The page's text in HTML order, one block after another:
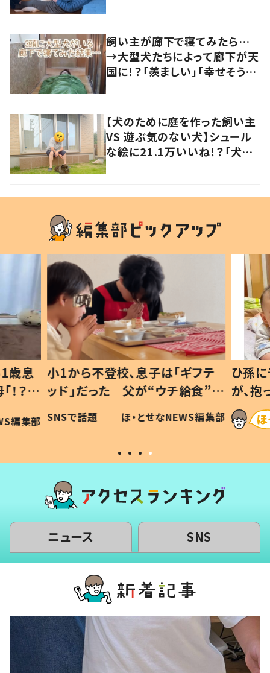
飼い主が廊下で寝てみたら…
→大型犬たちによって廊下が天
国に！？「羨ましい」「幸せそう」
【犬のために庭を作った飼い主
VS 遊ぶ気のない犬】シュール
な絵に21.1万いいね！？「犬の
歳息
？」
編集部
小1から不登校、息子は「ギフテ
ッド」だった 父が“ウチ給食”を
作り続ける理由とは #令和の親
#令和の子
SNSで話題 ほ・とせなNEWS編集部
ひ孫
が、
「涙が
い」
ニュース SNS